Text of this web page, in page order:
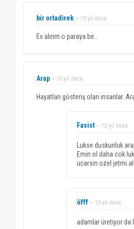
bir ortadirek ~ 10 yıl önce
Ev alırım o paraya be...
Arap ~ 10 yıl önce
Hayatları gösteriş olan insanlar.
Fasist ~ 10 yıl önce
Lukse duskunluk
Emin ol daha cok
ucarsin ozel jetmi
öfff ~ 10 yıl önce
adamlar üretiyor da